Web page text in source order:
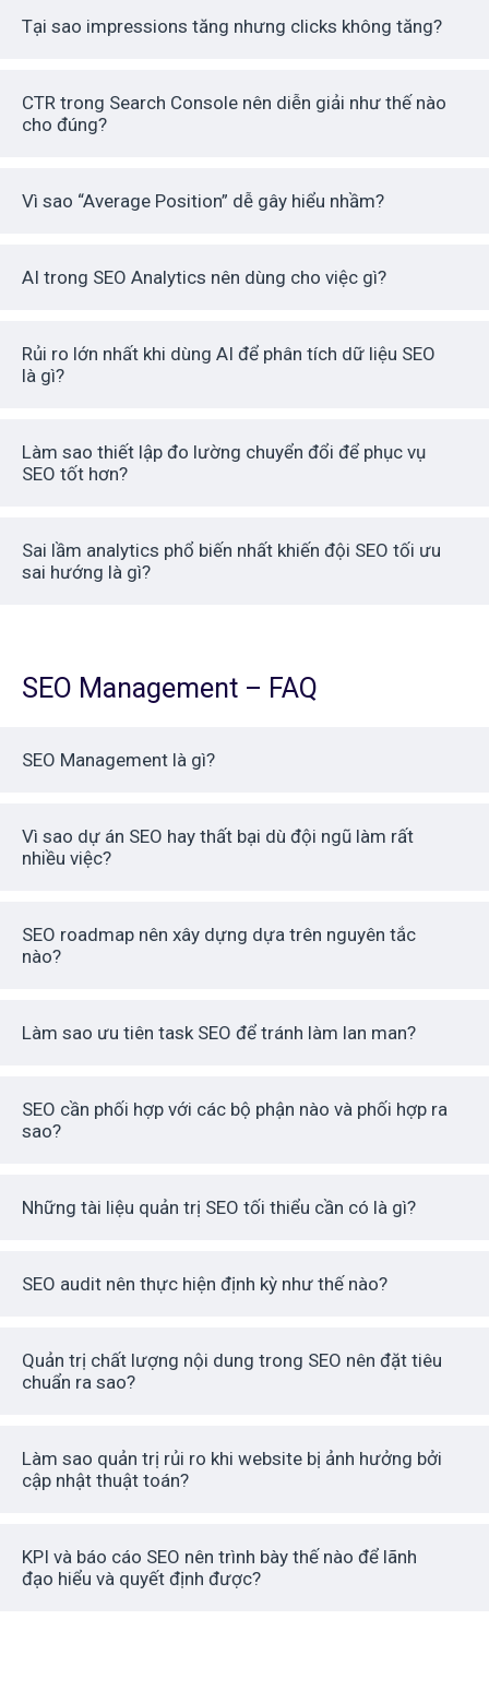
Tại sao impressions tăng nhưng clicks không tăng?
CTR trong Search Console nên diễn giải như thế nào
cho đúng?
Vì sao “Average Position” dễ gây hiểu nhầm?
AI trong SEO Analytics nên dùng cho việc gì?
Rủi ro lớn nhất khi dùng AI để phân tích dữ liệu SEO
là gì?
Làm sao thiết lập đo lường chuyển đổi để phục vụ
SEO tốt hơn?
Sai lầm analytics phổ biến nhất khiến đội SEO tối ưu
sai hướng là gì?
SEO Management – FAQ
SEO Management là gì?
Vì sao dự án SEO hay thất bại dù đội ngũ làm rất
nhiều việc?
SEO roadmap nên xây dựng dựa trên nguyên tắc
nào?
Làm sao ưu tiên task SEO để tránh làm lan man?
SEO cần phối hợp với các bộ phận nào và phối hợp ra
sao?
Những tài liệu quản trị SEO tối thiểu cần có là gì?
SEO audit nên thực hiện định kỳ như thế nào?
Quản trị chất lượng nội dung trong SEO nên đặt tiêu
chuẩn ra sao?
Làm sao quản trị rủi ro khi website bị ảnh hưởng bởi
cập nhật thuật toán?
KPI và báo cáo SEO nên trình bày thế nào để lãnh
đạo hiểu và quyết định được?